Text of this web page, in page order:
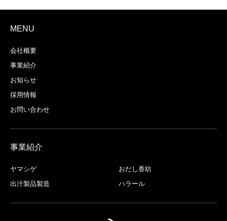
MENU
会社概要
事業紹介
お知らせ
採用情報
お問い合わせ
事業紹介
ヤマシゲ
おだし香紡
出汁製品製造
ハラール